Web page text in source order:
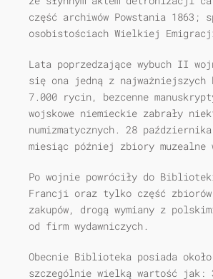
część archiwów Powstania 1863;
osobistościach Wielkiej
Lata poprzedzające wybuch II
się ona jedną z
7.000 rycin, bezcenne
wojskowe niemieckie zabrały
numizmatycznych. 28
miesiąc później zbiory muzealne
Po wojnie powróciły do
Francji oraz tylko część zbiorów
zakupów, drogą wy­miany z
od firm wydawniczych.
Obecnie Biblioteka posiada
szczególnie wielką wartość jak: